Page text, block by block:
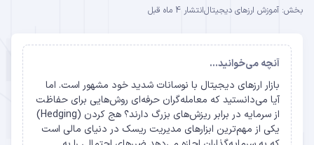
بخش: آموزش ارزهای دیجیتالانتشار 4 ماه قبل
آنچه می‌خوانید...
بازار ارزهای دیجیتال با نوسانات شدید خود مشهور است. اما
آیا می‌دانستید که معامله‌گران حرفه‌ای روش‌هایی برای حفاظت
از سرمایه در برابر ریزش‌های بزرگ دارند؟ هج کردن (Hedging)
یکی از مهم‌ترین ابزارهای مدیریت ریسک در دنیای مالی است